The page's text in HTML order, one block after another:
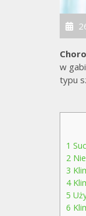
w
typu
1
2
3
4
5
6